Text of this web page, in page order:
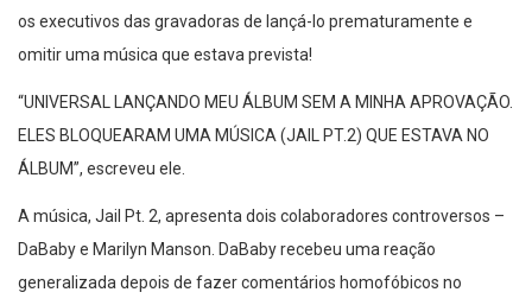
os executivos das gravadoras de lançá-lo prematuramente e
omitir uma música que estava prevista!
“UNIVERSAL LANÇANDO MEU ÁLBUM SEM A MINHA APROVAÇÃO.
ELES BLOQUEARAM UMA MÚSICA (JAIL PT.2) QUE ESTAVA NO
ÁLBUM”, escreveu ele.
A música, Jail Pt. 2, apresenta dois colaboradores controversos –
DaBaby e Marilyn Manson. DaBaby recebeu uma reação
generalizada depois de fazer comentários homofóbicos no